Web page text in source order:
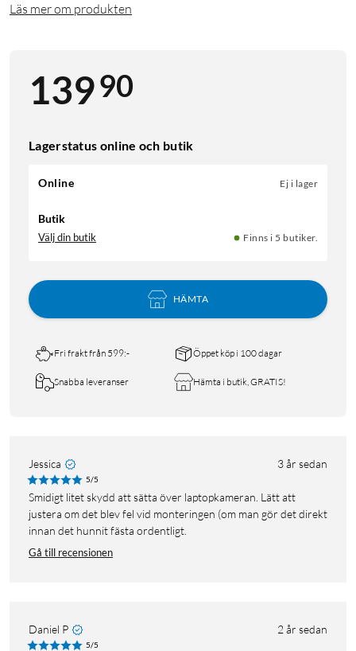
Läs mer om produkten
13990
Lagerstatus online och butik
Online Ej i lager
Butik
Välj din butik Finns i 5 butiker.
HÄMTA
Fri frakt från 599:- Öppet köp i 100 dagar
Snabba leveranser Hämta i butik, GRATIS!
Jessica 3 år sedan
5/5
Smidigt litet skydd att sätta över laptopkameran. Lätt att
justera om det blev fel vid monteringen (om man gör det direkt
innan det hunnit fästa ordentligt.
Gå till recensionen
Daniel P 2 år sedan
5/5